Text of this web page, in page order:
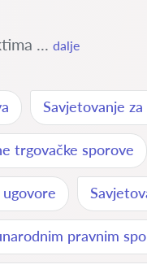
... dalje
Savjetovanje
trgovačke sporove
pravnim